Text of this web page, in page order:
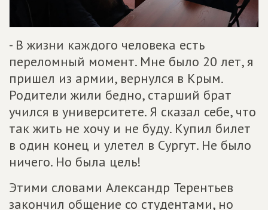
- В жизни каждого человека есть
переломный момент. Мне было 20 лет, я
пришел из армии, вернулся в Крым.
Родители жили бедно, старший брат
учился в университете. Я сказал себе, что
так жить не хочу и не буду. Купил билет
в один конец и улетел в Сургут. Не было
ничего. Но была цель!
Этими словами Александр Терентьев
закончил общение со студентами, но